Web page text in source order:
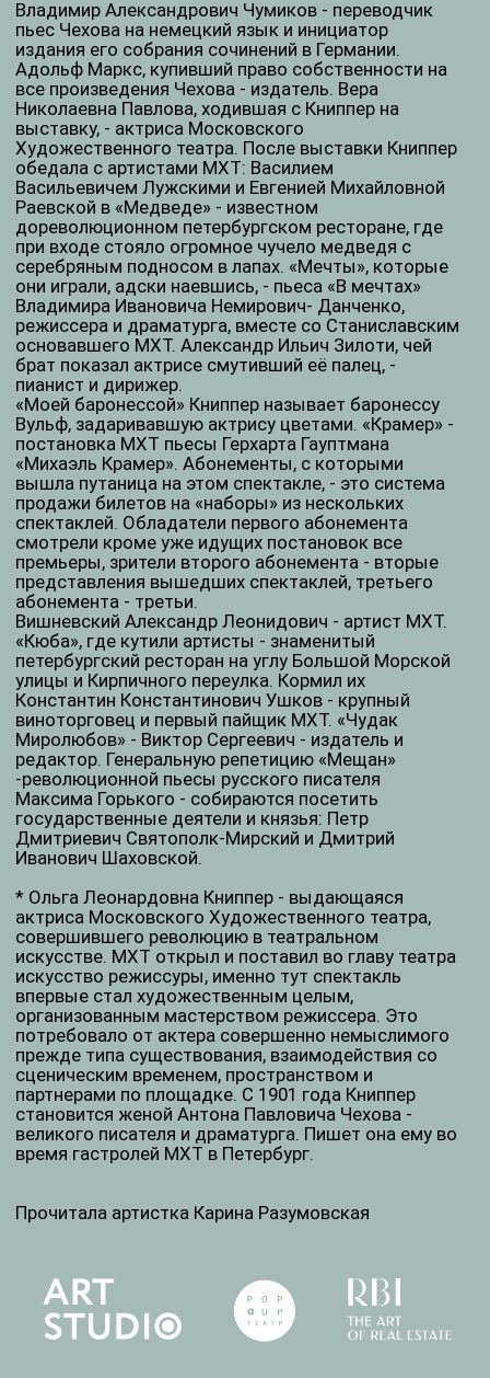
постановка МХТ пьесы Герхарта Гауптмана
«Михаэль Крамер». Абонементы, с которыми
вышла путаница на этом спектакле, - это система
продажи билетов на «наборы» из нескольких
спектаклей. Обладатели первого абонемента
смотрели кроме уже идущих постановок все
премьеры, зрители второго абонемента - вторые
представления вышедших спектаклей, третьего
абонемента - третьи.
Вишневский Александр Леонидович - артист МХТ.
«Кюба», где кутили артисты - знаменитый
петербургский ресторан на углу Большой Морской
улицы и Кирпичного переулка. Кормил их
Константин Константинович Ушков - крупный
виноторговец и первый пайщик МХТ. «Чудак
Миролюбов» - Виктор Сергеевич - издатель и
редактор. Генеральную репетицию «Мещан»
-революционной пьесы русского писателя
Максима Горького - собираются посетить
государственные деятели и князья: Петр
Дмитриевич Святополк-Мирский и Дмитрий
Иванович Шаховской.
* Ольга Леонардовна Книппер - выдающаяся
актриса Московского Художественного театра,
совершившего революцию в театральном
искусстве. МХТ открыл и поставил во главу театра
искусство режиссуры, именно тут спектакль
впервые стал художественным целым,
организованным мастерством режиссера. Это
потребовало от актера совершенно немыслимого
прежде типа существования, взаимодействия со
сценическим временем, пространством и
партнерами по площадке. С 1901 года Книппер
становится женой Антона Павловича Чехова -
великого писателя и драматурга. Пишет она ему во
время гастролей МХТ в Петербург.
Прочитала артистка Карина Разумовская